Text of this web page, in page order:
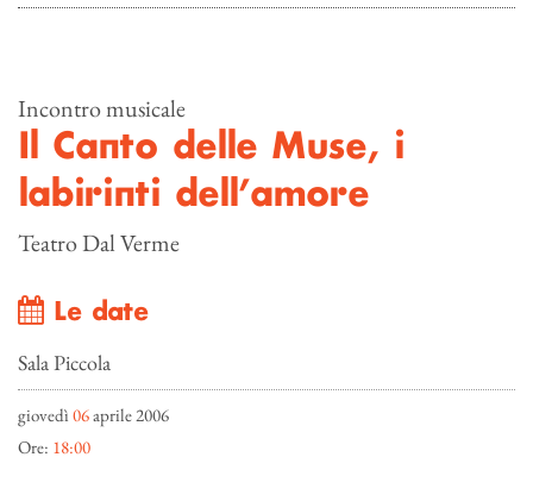
Incontro musicale
Il Canto delle Muse, i
labirinti dell’amore
Teatro Dal Verme
Le date
Sala Piccola
giovedì 06aprile 2006
Ore: 18:00